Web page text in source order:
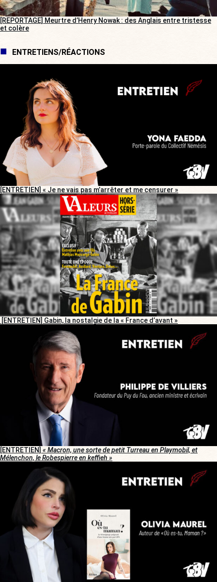
[REPORTAGE] Meurtre d’Henry Nowak : des Anglais entre tristesse
et colère
ENTRETIENS/RÉACTIONS
[ENTRETIEN] « Je ne vais pas m’arrêter et me censurer »
[ENTRETIEN] Gabin, la nostalgie de la « France d’avant »
[ENTRETIEN] « Macron, une sorte de petit Turreau en Playmobil, et
Mélenchon, le Robespierre en keffieh »